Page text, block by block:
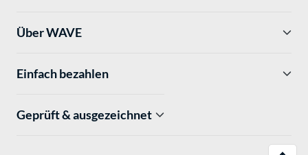
Über WAVE
Einfach bezahlen
Geprüft & ausgezeichnet